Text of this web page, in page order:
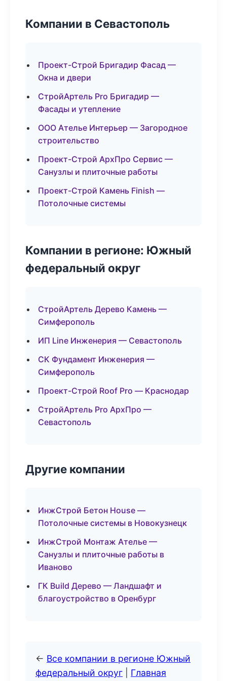
Компании в Севастополь
Проект-Строй Бригадир Фасад —
Окна и двери
СтройАртель Pro Бригадир —
Фасады и утепление
ООО Ателье Интерьер — Загородное
строительство
Проект-Строй АрхПро Сервис —
Санузлы и плиточные работы
Проект-Строй Камень Finish —
Потолочные системы
Компании в регионе: Южный
федеральный округ
СтройАртель Дерево Камень —
Симферополь
ИП Line Инженерия — Севастополь
СК Фундамент Инженерия —
Симферополь
Проект-Строй Roof Pro — Краснодар
СтройАртель Pro АрхПро —
Севастополь
Другие компании
ИнжСтрой Бетон House —
Потолочные системы в Новокузнецк
ИнжСтрой Монтаж Ателье —
Санузлы и плиточные работы в
Иваново
ГК Build Дерево — Ландшафт и
благоустройство в Оренбург
← Все компании в регионе Южный
федеральный округ
Главная